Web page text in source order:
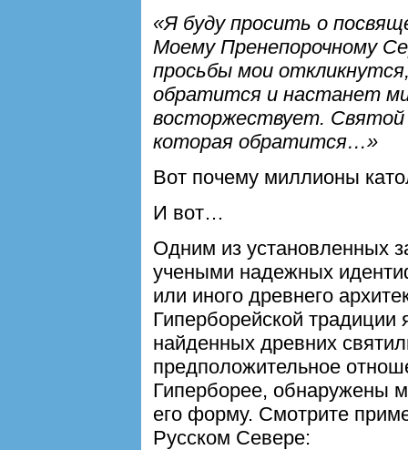
«Я буду просить о
Моему Пренепорочному
просьбы мои
обратится и настанет
восторжествует.
которая обратится…»
Вот почему миллионы
И вот…
Одним из установленных
учеными надежных
или иного древнего
Гиперборейской традиции
найденных древних
предположительное
Гиперборее, обнаружены
его форму. Смотрите
Русском Севере: